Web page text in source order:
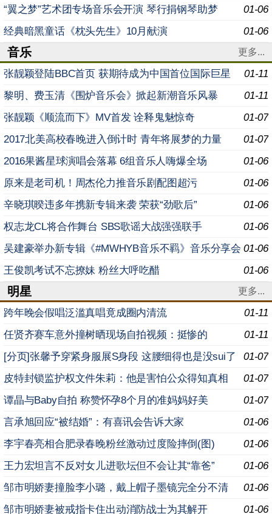
01-06
“翼之梦”艺术团专场音乐会开演 琴行捐钢琴助梦
01-06
经典暗黑童话《枕头先生》10月献演
音乐 更多...
01-11
张靓颖登陆BBC首页 获期待成为中国首位国际巨星
01-11
黎明、费玉清《围炉音乐会》掀起新潮音乐风暴
01-07
张靓颖《顺流而下》MV首发 诠释鬼魅惊奇
01-07
2017北美高校春晚进入倒计时 青年将展梦的力量
01-06
2016果酱星球演唱会落幕 6组音乐人嗨爆全场
01-06
原来是老司机！周杰伦力推音乐剧配图超污
01-06
辛晓琪暌违多年携新专辑来袭 荣获“劲歌后”
01-06
权志龙CL将合作舞台 SBS歌谣大战强强联手
01-06
吴建豪举办新专辑《#MWHYB音乐不羁》音乐分享会
01-06
王俊凯考试不忘撩妹 粉丝大呼吃醋
明星 更多...
01-11
跨年晚会假唱泛滥真唱竟成圈内清流
01-11
任贤齐赛车意外撞树晒现场自拍视频：挺惨的
01-07
[分页]张馨予穿紧身服展S身段 这腰细得也是没sui了
01-07
皮特封锁监护权文件朱莉：他是害怕公众得知真相
01-07
谭晶与Baby自拍 称赞怀孕8个月的准妈妈好美
01-06
言承旭回应“被结婚”：有喜讯会告诉大家
01-06
李宇春亮相合肥录春晚粉丝激动过度险摔倒(图)
01-06
王力宏坦言不反对女儿进歌坛但不会让其“靠爸”
01-06
邹市明娇妻撞脸李小璐，戴上帽子墨镜完全分不清
01-06
邹市明娇妻被戒指卡住出动消防战士为其解开